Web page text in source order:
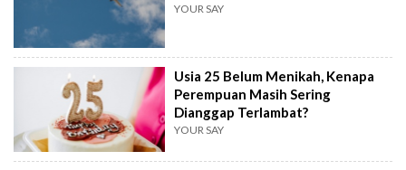
YOUR SAY
Usia 25 Belum Menikah, Kenapa
Perempuan Masih Sering
Dianggap Terlambat?
YOUR SAY